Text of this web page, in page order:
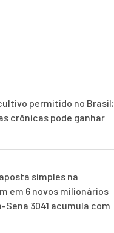
permitido no Brasil;
crônicas pode ganhar
simples na
em 6 novos milionários
Sena 3041 acumula com